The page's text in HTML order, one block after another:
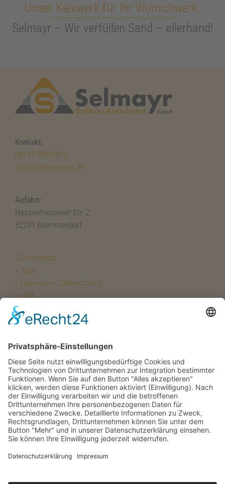
Unser Kieswerk für Ihr Wunschwerk.
Selmayr – Wir verfüllen Sand – allerhand!
Kontakt:
08145-994902-0
info@selmayr-eks.de
Anfahrt:
Nassenhausener Str. 2
82291 Mammendorf
› Downloads
› Jobs
› Impressum, Datenschutz
› AGB
Copyright 2026 Selmayr Eks | Powered by Müller
Wir benötigen Ihre Zustimmung, um den
Google Maps-Service zu laden!
Wir verwenden einen Service eines
Drittanbieters, um Karteninhalte einzubetten.
Dieser Service kann Daten zu Ihren Aktivitäten
sammeln. Bitte lesen Sie die Details durch und
stimmen Sie der Nutzung des Service zu, um